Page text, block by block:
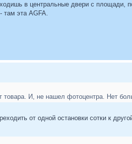
в центральные двери с площади,
там эта AGFA.
И, не нашел фотоцентра. Нет
от одной остановки сотки к